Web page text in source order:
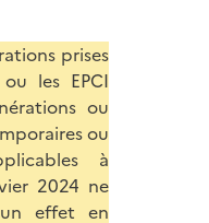
prises
les EPCI
ou
ou
à
2024 ne
effet en